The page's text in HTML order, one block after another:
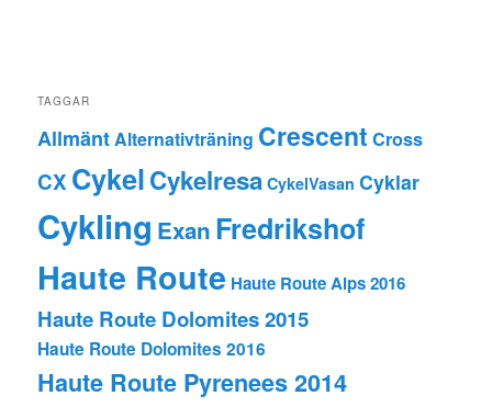
TAGGAR
AllmäntAlternativträning Crescent Cross
CX CykelCykelresa CykelVasan Cyklar
Cykling Exan Fredrikshof
Haute Route Haute Route Alps 2016
Haute Route Dolomites 2015
Haute Route Dolomites 2016
Haute Route Pyrenees 2014